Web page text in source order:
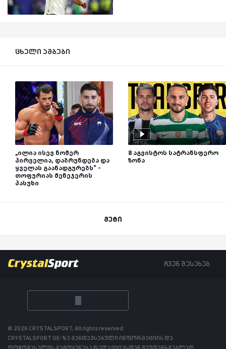
ცხელი ამბები
„ილია ისევ ნომერ
პირველია, დაბრუნდება და
ყველას გაანადგურებს“ -
თოფურიას მენეჯერის
პასუხი
8 აგვისტოს სატრანსფერო
ზონა
მეტი
ჩვენ შესახებ
© 2026 CRYSTALSPORT, All rights reserved.
CRYSTALSPORT.GE-ზე განთავსებული ინფორმაციის და
ფოტომასალის გამოყენება რედაქციასთან შეუთანხმებლად,